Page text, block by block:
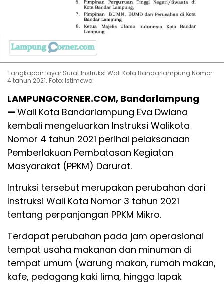
Tangkapan layar Surat Instruksi Wali Kota Bandarlampung Nomor
4 tahun 2021. Foto: Istimewa
LAMPUNGCORNER.COM, Bandarlampung
— Wali Kota Bandarlampung Eva Dwiana
kembali mengeluarkan Instruksi Walikota
Nomor 4 tahun 2021 perihal pelaksanaan
Pemberlakuan Pembatasan Kegiatan
Masyarakat (PPKM) Darurat.
Intruksi tersebut merupakan perubahan dari
Instruksi Wali Kota Nomor 3 tahun 2021
tentang perpanjangan PPKM Mikro.
Terdapat perubahan pada jam operasional
tempat usaha makanan dan minuman di
tempat umum (warung makan, rumah makan,
kafe, pedagang kaki lima, hingga lapak